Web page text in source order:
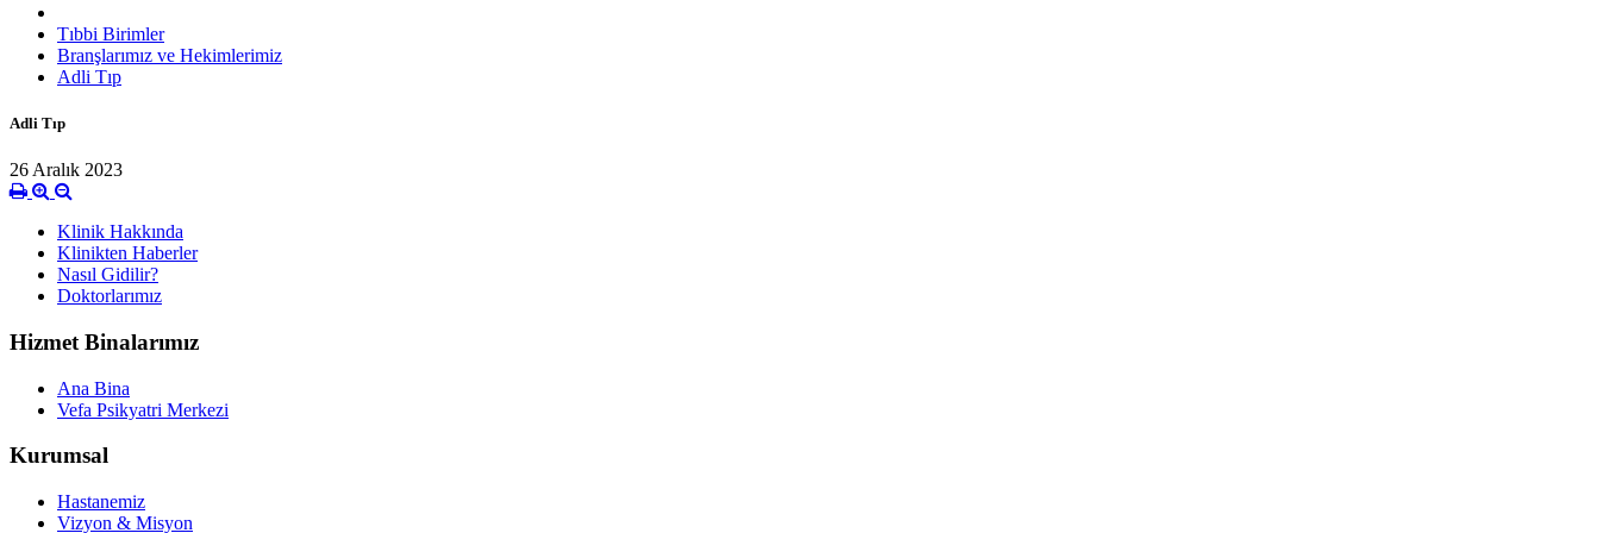
Tıbbi Birimler
Branşlarımız ve Hekimlerimiz
Adli Tıp
Adli Tıp
26 Aralık 2023
Klinik Hakkında
Klinikten Haberler
Nasıl Gidilir?
Doktorlarımız
Hizmet Binalarımız
Ana Bina
Vefa Psikyatri Merkezi
Kurumsal
Hastanemiz
Vizyon & Misyon